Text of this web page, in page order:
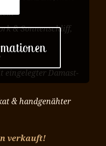
& Sonnenschliff,
eingelegter Damast-
& handgenähter
verkauft!